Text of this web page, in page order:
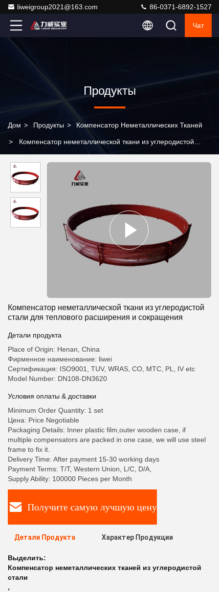
liweigroup2021@163.com 86-0371-6892-1527
Чат
Продукты
Дом > Продукты > Компенсатор Неметаллических Тканей
> Компенсатор неметаллической ткани из углеродистой
Компенсатор неметаллической ткани из углеродистой
стали для теплового расширения и сокращения
Детали продукта
Place of Origin: Henan, China
Фирменное наименование: liwei
Сертификация: ISO9001, TUV, WRAS, CO, MTC, PL, IV etc
Model Number: DN108-DN3620
Условия оплаты & доставки
Minimum Order Quantity: 1 set
Цена: Price Negotiable
Packaging Details: Inner plastic film,outer wooden case, if
multiple compensators are packed in one case, we will use steel
frame to fix it.
Delivery Time: After payment 15-30 working days
Payment Terms: T/T, Western Union, L/C, D/A,
Supply Ability: 100000 Pieces per Month
Получите самую лучшую цену
Детали Продукта Характер Продукции
Выделить:
Компенсатор неметаллических тканей из углеродистой
стали
,